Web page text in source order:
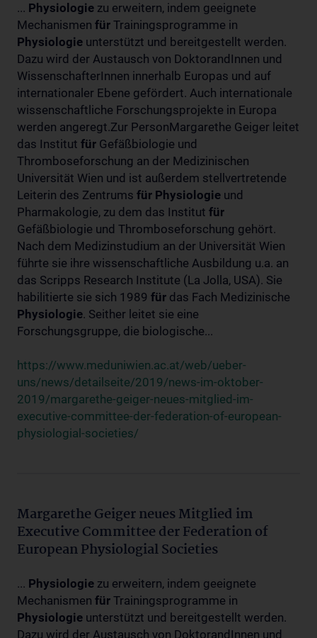
... Physiologie zu erweitern, indem geeignete
Mechanismen für Trainingsprogramme in
Physiologie unterstützt und bereitgestellt werden.
Dazu wird der Austausch von DoktorandInnen und
WissenschafterInnen innerhalb Europas und auf
internationaler Ebene gefördert. Auch internationale
wissenschaftliche Forschungsprojekte in Europa
werden angeregt.Zur PersonMargarethe Geiger leitet
das Institut für Gefäßbiologie und
Thromboseforschung an der Medizinischen
Universität Wien und ist außerdem stellvertretende
Leiterin des Zentrums für Physiologie und
Pharmakologie, zu dem das Institut für
Gefäßbiologie und Thromboseforschung gehört.
Nach dem Medizinstudium an der Universität Wien
führte sie ihre wissenschaftliche Ausbildung u.a. an
das Scripps Research Institute (La Jolla, USA). Sie
habilitierte sie sich 1989 für das Fach Medizinische
Physiologie. Seither leitet sie eine
Forschungsgruppe, die biologische...
https://www.meduniwien.ac.at/web/ueber-
uns/news/detailseite/2019/news-im-oktober-
2019/margarethe-geiger-neues-mitglied-im-
executive-committee-der-federation-of-european-
physiologial-societies/
Margarethe Geiger neues Mitglied im
Executive Committee der Federation of
European Physiologial Societies
... Physiologie zu erweitern, indem geeignete
Mechanismen für Trainingsprogramme in
Physiologie unterstützt und bereitgestellt werden.
Dazu wird der Austausch von DoktorandInnen und